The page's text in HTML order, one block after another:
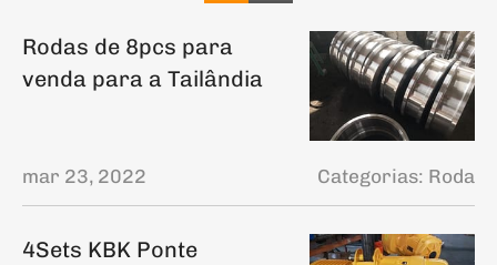
Rodas de 8pcs para
venda para a Tailândia
mar 23, 2022 Categorias: Roda
4Sets KBK Ponte